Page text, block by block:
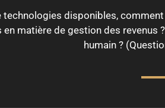
technologies disponibles,
matière de gestion des revenus
humain ?